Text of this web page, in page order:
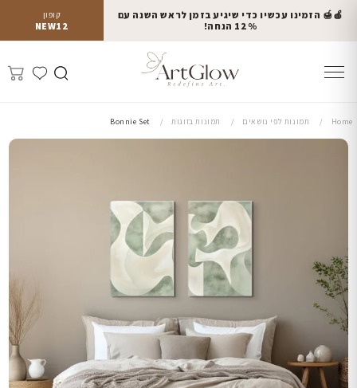
קופון
NEW12
🍎🍯 הזמינו עכשיו כדי שיגיע בזמן לראש השנה עם
12% הנחה!
Home תמונות לפי נושאים תמונות בזוגות Bonnie Set